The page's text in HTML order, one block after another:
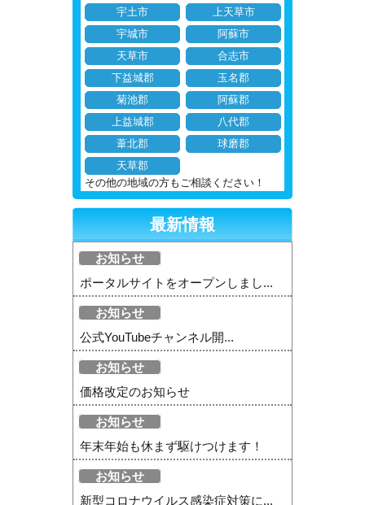
宇土市
上天草市
宇城市
阿蘇市
天草市
合志市
下益城郡
玉名郡
菊池郡
阿蘇郡
上益城郡
八代郡
葦北郡
球磨郡
天草郡
その他の地域の方もご相談ください！
最新情報
お知らせ
ポータルサイトをオープンしまし...
お知らせ
公式YouTubeチャンネル開...
お知らせ
価格改定のお知らせ
お知らせ
年末年始も休まず駆けつけます！
お知らせ
新型コロナウイルス感染症対策に...